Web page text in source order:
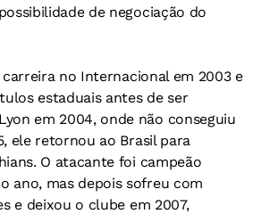
de negociação do
no Internacional em 2003 e
estaduais antes de ser
em 2004, onde não conseguiu
ele retornou ao Brasil para
O atacante foi campeão
ano, mas depois sofreu com
e deixou o clube em 2007,